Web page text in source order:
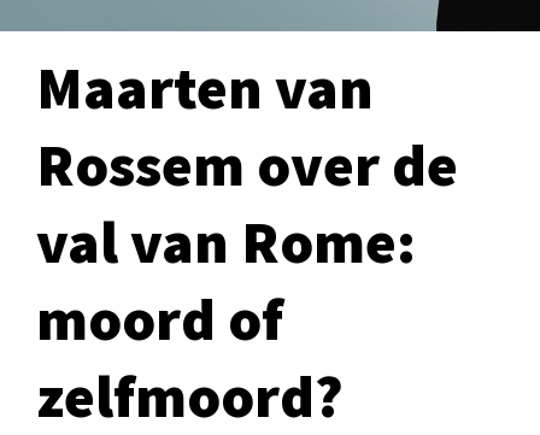
Maarten van
Rossem over de
val van Rome:
moord of
zelfmoord?